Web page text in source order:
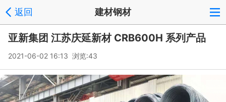
返回 建材钢材
亚新集团 江苏庆延新材 CRB600H 系列产品
2021-06-02 16:13 浏览:43